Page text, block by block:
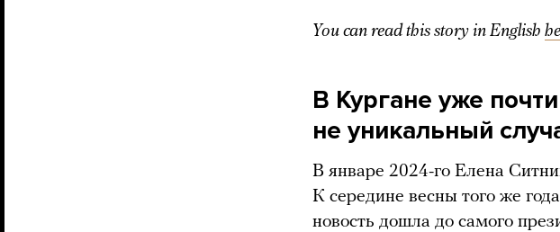
You can read this story in English
В Кургане уже
не уникальный
В январе 2024-го Елена
К середине весны того же
новость дошла до самого